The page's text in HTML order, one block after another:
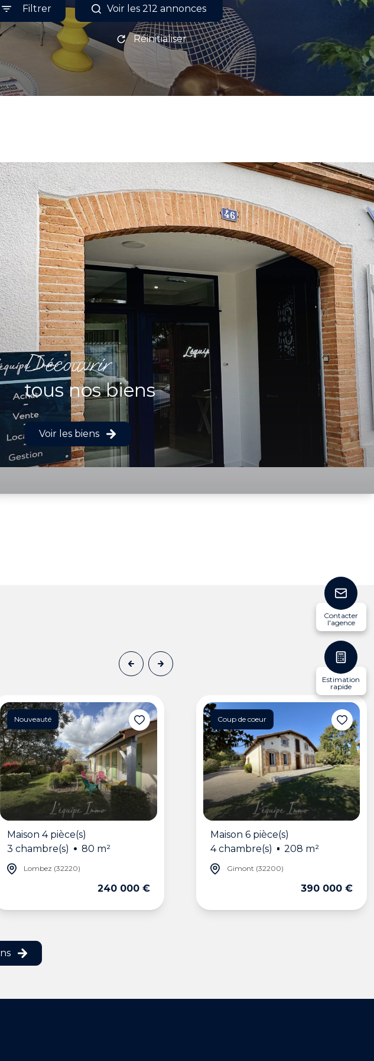
Filtrer Voir les 212 annonces
Réinitialiser
découvrir
tous nos biens
Voir les biens
Nouveauté
Maison 4 pièce(s)
3 chambre(s)
80 m²
Lombez (32220)
240 000 €
Coup de coeur
Maison 6 pièce(s)
4 chambre(s)
208 m²
Gimont (32200)
390 000 €
Contacter
l'agence
Estimation
rapide